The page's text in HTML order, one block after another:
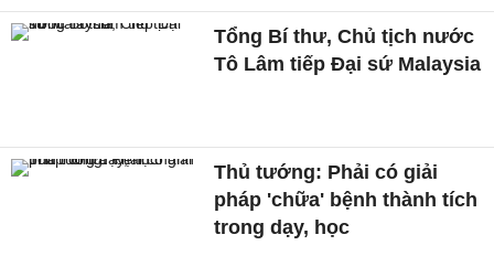
Tổng Bí thư, Chủ tịch nước
Tô Lâm tiếp Đại sứ Malaysia
Thủ tướng: Phải có giải
pháp 'chữa' bệnh thành tích
trong dạy, học